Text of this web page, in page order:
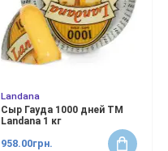
Landana
Сыр Гауда 1000 дней ТМ
Landana 1 кг
958.00грн.